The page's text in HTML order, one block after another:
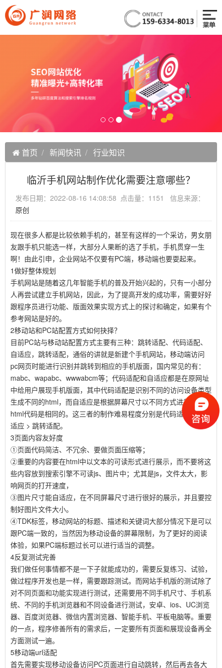
首页 新闻快讯 行业知识
临沂手机网站制作优化需要注意哪些？
发布日期：2022-08-16 14:08:58 点击量：1151 信息来源：
原创
现在很多人都是比较依赖手机的，甚至有这样的一个采访，男女朋
友跟手机只能选一样，大部分人果断的选了手机，手机贯穿一生
啊！由此引申，企业网站不仅要有PC端，移动端也要耍起来。
1做好整体规划
手机网站是随着这几年智能手机的普及开始兴起的，只有一小部分
人再尝试建立手机网站，因此，为了提高开发的成功率，需要好好
跟程序员进行功能、版面效果实现方式上的探讨和确定，如果有个
参考网站是好的。
2移动站和PC站配置方式如何抉择？
目前PC站与移动站配置方式主要有三种：跳转适配、代码适配、
自适应，跳转适配，通俗的讲就是新建个手机网站，移动端访问
pc网页时能进行识别并跳转到相应的手机版面，国内常见的有：
mabc、wapabc、wwwabcm等；代码适配和自适应都是在原网址
中给用户展现手机版面，其中代码适配是识别不同的访问设备类型
生成不同的html，而自适应是根据屏幕尺寸以不同方式进行呈现，
html代码是相同的。这三者的制作难易程度分别是代码适配 > 自
适应 > 跳转适配。
3页面内容友好度
①页面代码简洁、不冗余、要做页面压缩等；
②重要的内容要在html中以文本的可读形式进行展示，而不要将这
些内容放到搜索引擎不可读js、图片中；尤其是js，文件太大，影
响网页的打开速度，
③图片尺寸能自适应，在不同屏幕尺寸进行很好的展示，并且要控
制好图片文件大小。
④TDK标签，移动网站的标题、描述和关键词大部分情况下是可以
跟PC端一致的，当然因为移动设备的屏幕限制，为了更好的阅读
体验，如果PC端标题过长可以进行适当的调整。
4反复测试完善
我们做任何事情都不是一下子就能成功的，需要反复练习、试验，
做过程序开发也是一样，需要跟踪测试。而网站手机版的测试除了
对不同页面和功能实现进行测试，还需要用不同手机尺寸、手机系
统、不同的手机浏览器和不同设备进行测试，安卓、ios、UC浏览
器、百度浏览器、微信内置浏览器、智能手机、平板电脑等。重要
的一点，程序修善所有的需求后，一定要所有页面和展现设备再全
方面测试一遍。
5移动端url适配
首先需要实现移动设备访问PC页面进行自动跳转，然后再去各大